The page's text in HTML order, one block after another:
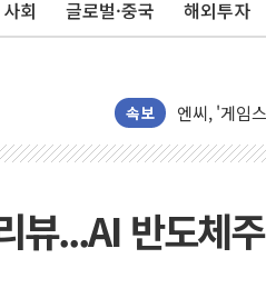
사회 글로벌·중국 해외투자
속보
피치 "韓 코
법원, 한미
롯데백화점,
[AI 카드뉴
[르포] 폭염
공정위 "국
중소기업
뷰...AI 반도체